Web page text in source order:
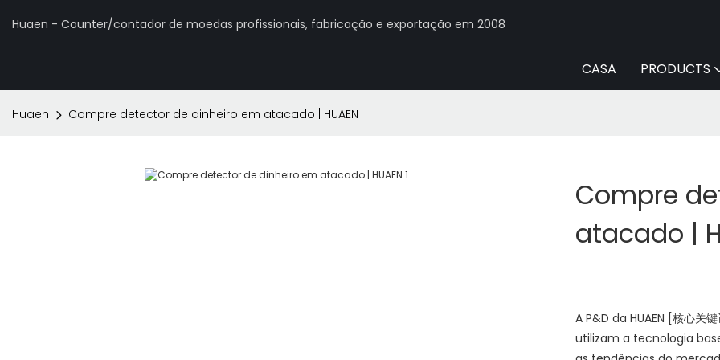
Huaen - Counter/contador de moedas profissionais, fabricação e exportação em 2008
CASA PRODUCTS
Huaen Compre detector de dinheiro em atacado | HUAEN
Compre
atacado |
A P&D da HUAEN [核心
utilizam a tecnologia